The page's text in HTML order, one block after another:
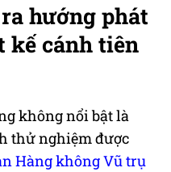
hướng phát
cánh tiên
không nổi bật là
thử nghiệm được
Hàng không Vũ trụ